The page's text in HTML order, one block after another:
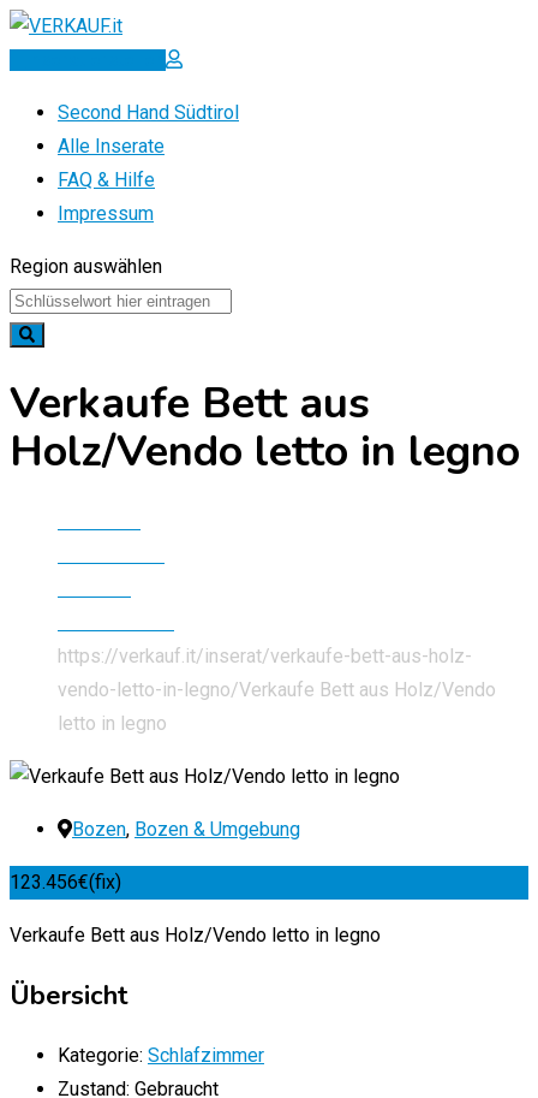
Zum
Inserat erstellen
Second Hand Südtirol
Alle Inserate
FAQ & Hilfe
Impressum
Region auswählen
Verkaufe Bett aus
Holz/Vendo letto in legno
https://verkauf.it/inserat/verkaufe-bett-aus-holz-
vendo-letto-in-legno/Verkaufe Bett aus Holz/Vendo
letto in legno
Bozen, Bozen & Umgebung
123.456€(fix)
Verkaufe Bett aus Holz/Vendo letto in legno
Übersicht
Kategorie: Schlafzimmer
Zustand: Gebraucht